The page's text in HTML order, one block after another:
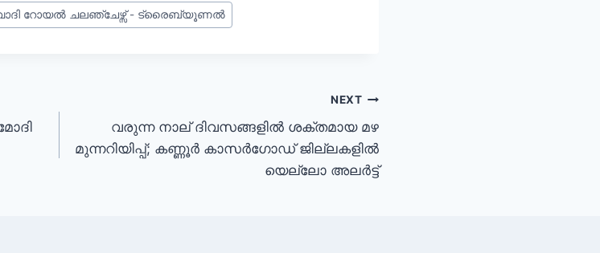
റോയൽ ചലഞ്ചേഴ്സ് - ട്രൈബ്യൂണൽ
NEXT
വരുന്ന നാല് ദിവസങ്ങളിൽ ശക്തമായ മഴ
മുന്നറിയിപ്പ്; കണ്ണൂർ കാസർഗോഡ് ജില്ലകളിൽ
യെല്ലോ അലർട്ട്